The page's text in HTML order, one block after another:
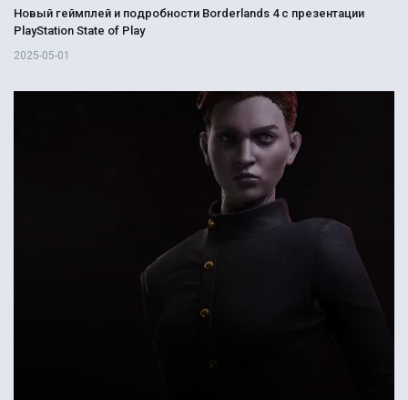
Новый геймплей и подробности Borderlands 4 с презентации
PlayStation State of Play
2025-05-01